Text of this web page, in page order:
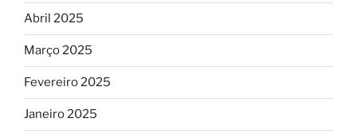
Abril 2025
Março 2025
Fevereiro 2025
Janeiro 2025